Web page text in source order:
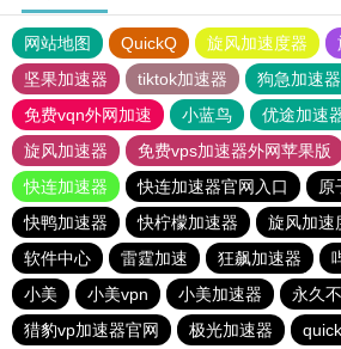
网站地图 QuickQ 旋风加速度器
坚果加速器
tiktok加速器
狗急加速
免费vqn外网加速
小蓝鸟 优途加速
旋风加速器
免费vps加速器外网苹果版
快连加速器
快连加速器官网入口
原
快鸭加速器
快柠檬加速器 旋风加速
软件中心
雷霆加速 狂飙加速器
小美
小美vpn 小美加速器
永久
猎豹vp加速器官网
极光加速器